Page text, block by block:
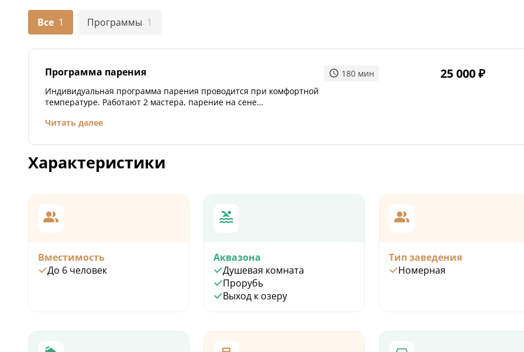
Все 1 Программы 1
Программа парения
Индивидуальная программа парения проводится при комфортной
температуре. Работают 2 мастера, парение на сене
скрабы. В программу входит травяной чай, фрукты.
Читать далее
180 мин 25 000₽
Характеристики
Вместимость
До 6 человек
Аквазона
Душевая комната
Прорубь
Выход к озеру
Тип заведения
Номерная